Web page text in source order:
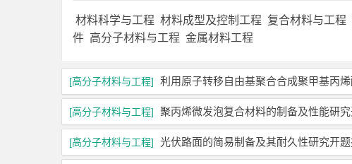
材料科学与工程 材料成型及控制工程 复合材料与工程
件 高分子材料与工程 金属材料工程
[高分子材料与工程] 利用原子转移自由基聚合合成聚甲基丙
[高分子材料与工程] 聚丙烯微发泡复合材料的制备及性能研
[高分子材料与工程] 光伏路面的简易制备及其耐久性研究开